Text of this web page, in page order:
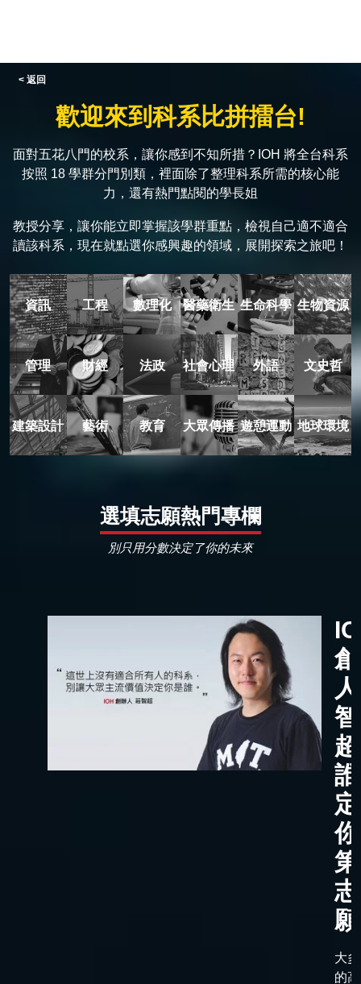
< 返回
歡迎來到科系比拼擂台!
面對五花八門的校系，讓你感到不知所措？IOH 將全台科系
按照 18 學群分門別類，裡面除了整理科系所需的核心能
力，還有熱門點閱的學長姐
教授分享，讓你能立即掌握該學群重點，檢視自己適不適合
讀該科系，現在就點選你感興趣的領域，展開探索之旅吧！
資訊 工程 數理化 醫藥衛生 生命科學 生物資源
管理 財經 法政 社會心理 外語 文史哲
建築設計 藝術 教育 大眾傳播 遊憩運動 地球環境
選填志願熱門專欄
別只用分數決定了你的未來
智
志
大
的